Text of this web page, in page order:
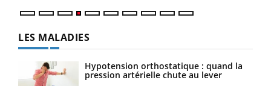
LES MALADIES
Hypotension orthostatique : quand la
pression artérielle chute au lever